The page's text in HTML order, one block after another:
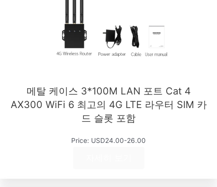
메탈 케이스 3*100M LAN 포트 Cat 4
AX300 WiFi 6 최고의 4G LTE 라우터 SIM 카
드 슬롯 포함
Price: USD24.00-26.00